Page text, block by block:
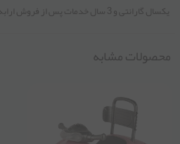
یکسال گارانتی و 3 سال خدمات پس از فروش ارابه
محصولات مشابه